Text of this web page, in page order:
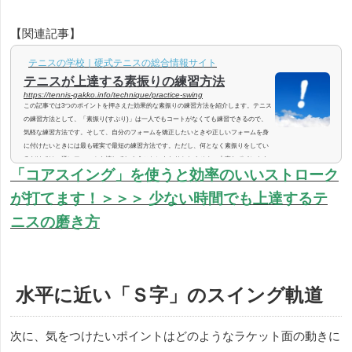
【関連記事】
テニスの学校｜硬式テニスの総合情報サイト
テニスが上達する素振りの練習方法
https://tennis-gakko.info/technique/practice-swing
この記事では3つのポイントを押さえた効果的な素振りの練習方法を紹介します。テニス
の練習方法として、「素振り(すぶり)」は一人でもコートがなくても練習できるので、
気軽な練習方法です。そして、自分のフォームを矯正したいときや正しいフォームを身
に付けたいときには最も確実で最短の練習方法です。ただし、何となく素振りをしてい
るだけでは、逆にフォームを壊してしまうことにもなりかねません。大事なポイントを
頭に入れて効果的な素振りで技術を高めましょう。☆テニスが上手くなりたいあなたに
「コアスイング」を使うと効率のいいストローク
が打てます！＞＞＞ 少ない時間でも上達するテ
ニスの磨き方
水平に近い「Ｓ字」のスイング軌道
次に、気をつけたいポイントはどのようなラケット面の動きに